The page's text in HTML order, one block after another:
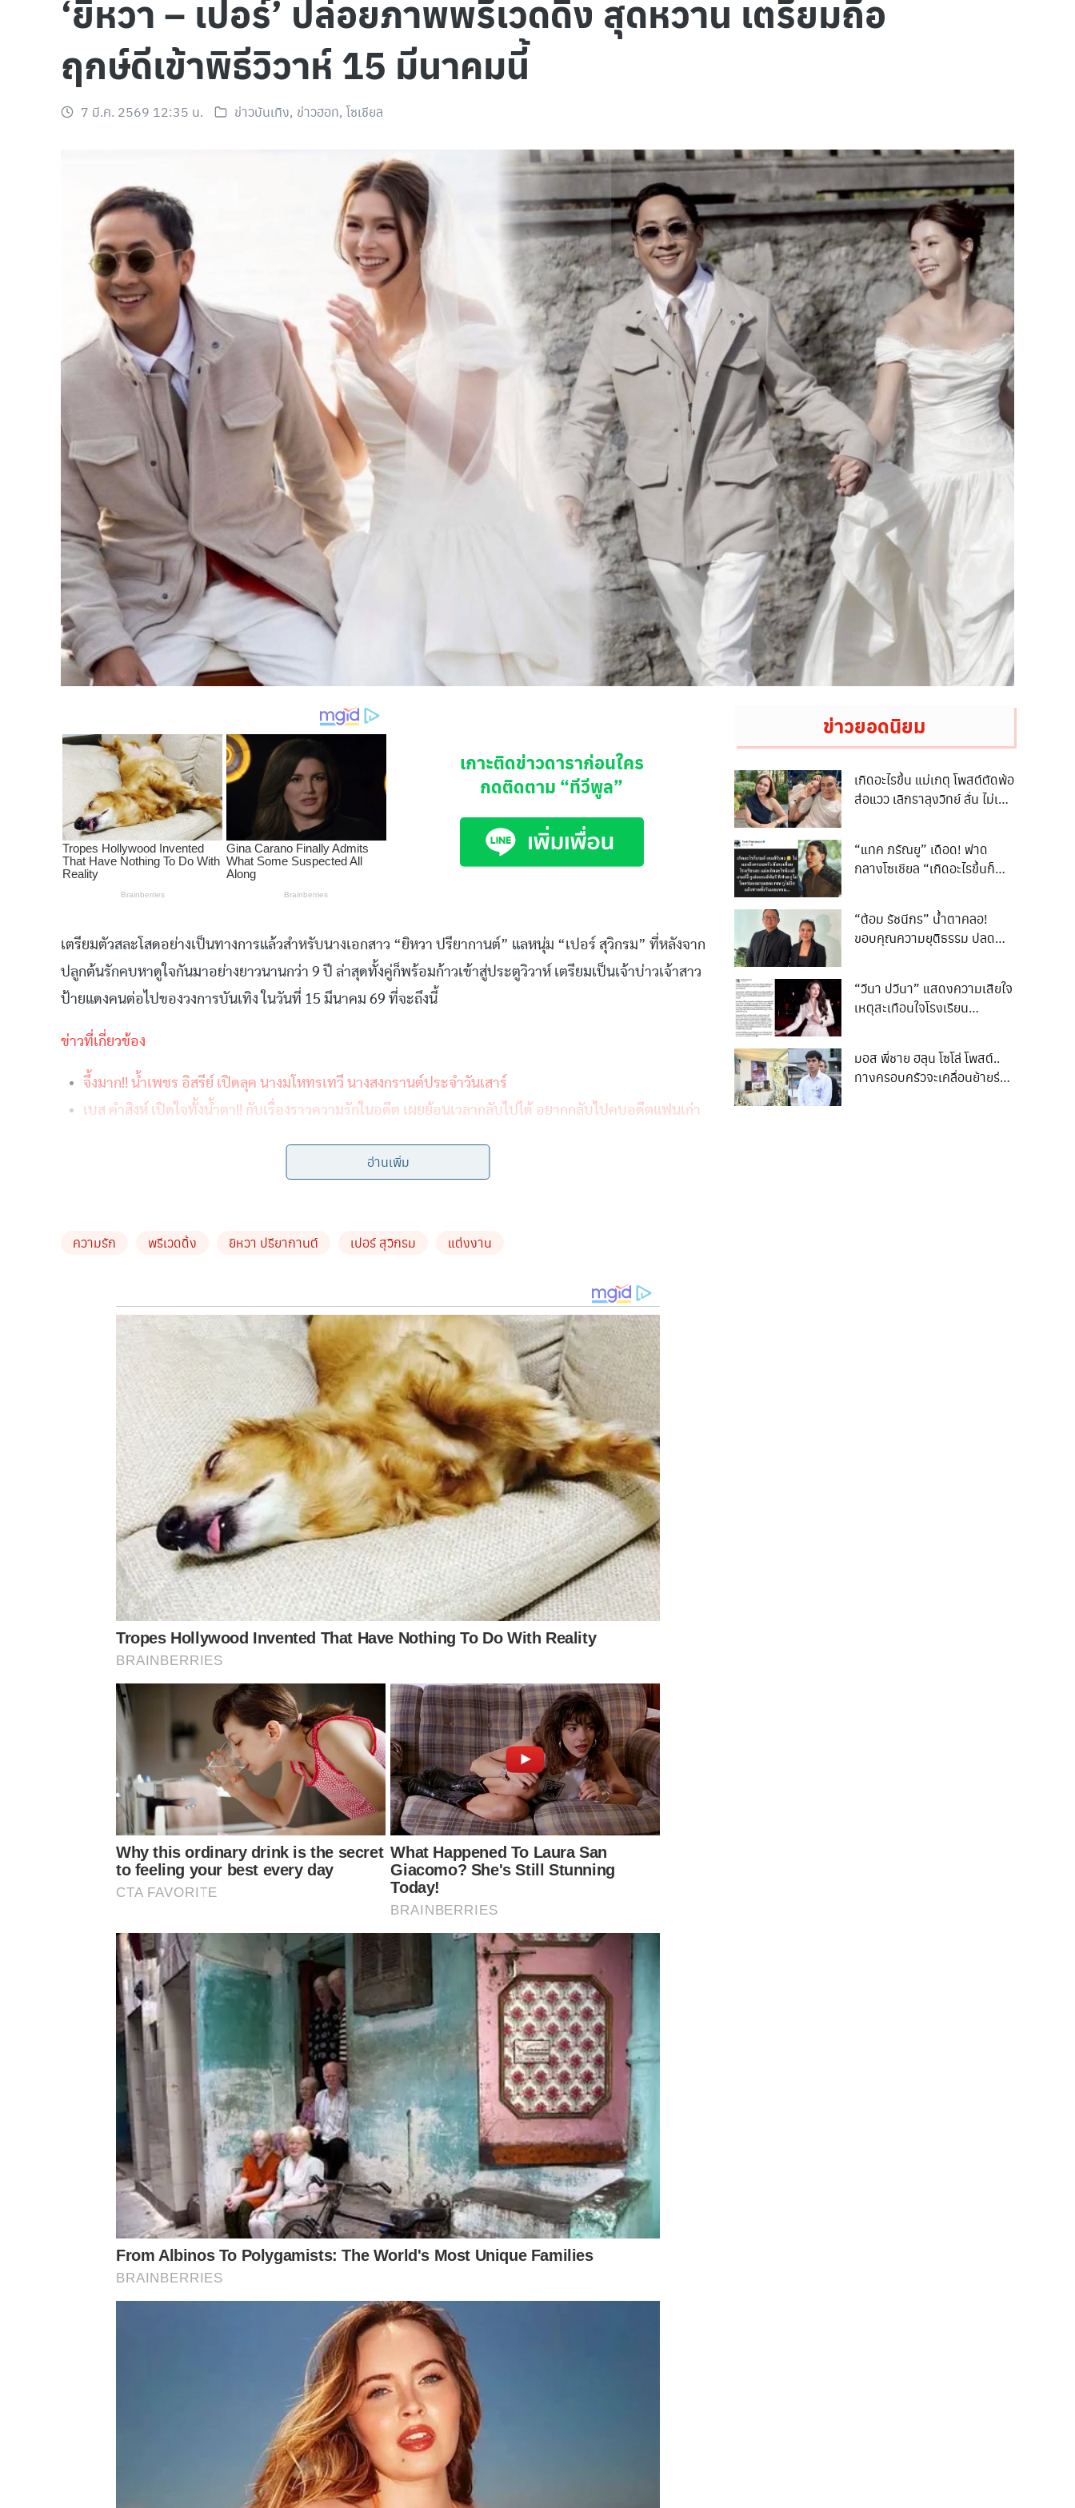
‘ยิหวา – เปอร์’ ปล่อยภาพพรีเวดดิ้ง สุดหวาน เตรียมถือ
ฤกษ์ดีเข้าพิธีวิวาห์ 15 มีนาคมนี้
7 มี.ค. 2569 12:35 น. ข่าวบันเทิง, ข่าวฮอท, โซเชียล
เกาะติดข่าวดาราก่อนใคร
กดติดตาม “ทีวีพูล”
เตรียมตัวสละโสดอย่างเป็นทางการแล้วสำหรับนางเอกสาว “ยิหวา ปรียากานต์” แลหนุ่ม “เปอร์ สุวิกรม” ที่หลังจาก
ปลูกต้นรักคบหาดูใจกันมาอย่างยาวนานกว่า 9 ปี ล่าสุดทั้งคู่ก็พร้อมก้าวเข้าสู่ประตูวิวาห์ เตรียมเป็นเจ้าบ่าวเจ้าสาว
ป้ายแดงคนต่อไปของวงการบันเทิง ในวันที่ 15 มีนาคม 69 ที่จะถึงนี้
ข่าวที่เกี่ยวข้อง
จึ้งมาก!! น้ำเพชร อิสรีย์ เปิดลุค นางมโหทรเทวี นางสงกรานต์ประจำวันเสาร์
เบส คำสิงห์ เปิดใจทั้งน้ำตา!! กับเรื่องราวความรักในอดีต เผยย้อนเวลากลับไปได้ อยากกลับไปคบอดีตแฟนเก่า
ล่าสุด 7 มี.ค. 69 สาว “ยิหวา” ทำเอาอินสตาแกรม กลายเป็นสีชมพู เมื่อเจ้าตัวหย่อนภาพพรีเวดดิ้งเซตที่ 2 ให้แฟนๆ
อ่านเพิ่ม
ความรัก พรีเวดดิ้ง ยิหวา ปรียากานต์ เปอร์ สุวิกรม แต่งงาน
Tropes Hollywood Invented That Have Nothing To Do With Reality
BRAINBERRIES
Why this ordinary drink is the secret
to feeling your best every day
CTA FAVORITE
What Happened To Laura San
Giacomo? She's Still Stunning
Today!
BRAINBERRIES
From Albinos To Polygamists: The World's Most Unique Families
BRAINBERRIES
ข่าวยอดนิยม
เกิดอะไรขึ้น แม่เกตุ โพสต์ตัดพ้อ
ส่อแวว เลิกราลุงวิทย์ ลั่น ไม่เคย
“แทค ภรัณยู” เดือด! ฟาด
กลางโซเชียล “เกิดอะไรขึ้นก็
“ต้อม รัชนีกร” น้ำตาคลอ!
ขอบคุณความยุติธรรม ปลด
“วีนา ปวีนา” แสดงความเสียใจ
เหตุสะเทือนใจโรงเรียน
มอส พี่ชาย ฮลุน โซโล่ โพสต์..
ทางครอบครัวจะเคลื่อนย้ายร่าง